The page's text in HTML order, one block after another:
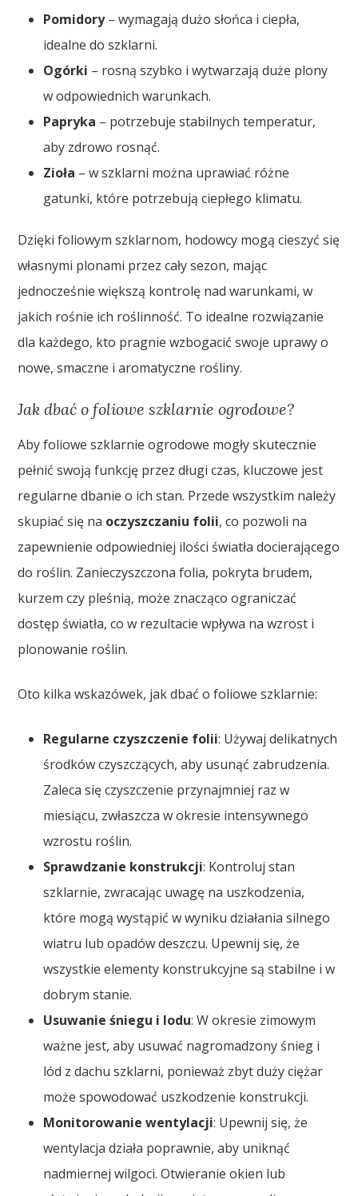
Pomidory– wymagają dużo słońca i ciepła,
idealne do szklarni.
Ogórki – rosną szybko i wytwarzają duże plony
w odpowiednich warunkach.
Papryka – potrzebuje stabilnych temperatur,
aby zdrowo rosnąć.
Zioła – w szklarni można uprawiać różne
gatunki, które potrzebują ciepłego klimatu.
Dzięki foliowym szklarnom, hodowcy mogą cieszyć się
własnymi plonami przez cały sezon, mając
jednocześnie większą kontrolę nad warunkami, w
jakich rośnie ich roślinność. To idealne rozwiązanie
dla każdego, kto pragnie wzbogacić swoje uprawy o
nowe, smaczne i aromatyczne rośliny.
Jak dbać o foliowe szklarnie ogrodowe?
Aby foliowe szklarnie ogrodowe mogły skutecznie
pełnić swoją funkcję przez długi czas, kluczowe jest
regularne dbanie o ich stan. Przede wszystkim należy
skupiać się na oczyszczaniu folii, co pozwoli na
zapewnienie odpowiedniej ilości światła docierającego
do roślin. Zanieczyszczona folia, pokryta brudem,
kurzem czy pleśnią, może znacząco ograniczać
dostęp światła, co w rezultacie wpływa na wzrost i
plonowanie roślin.
Oto kilka wskazówek, jak dbać o foliowe szklarnie:
Regularne czyszczenie folii: Używaj delikatnych
środków czyszczących, aby usunąć zabrudzenia.
Zaleca się czyszczenie przynajmniej raz w
miesiącu, zwłaszcza w okresie intensywnego
wzrostu roślin.
Sprawdzanie konstrukcji: Kontroluj stan
szklarnie, zwracając uwagę na uszkodzenia,
które mogą wystąpić w wyniku działania silnego
wiatru lub opadów deszczu. Upewnij się, że
wszystkie elementy konstrukcyjne są stabilne i w
dobrym stanie.
Usuwanie śniegu i lodu: W okresie zimowym
ważne jest, aby usuwać nagromadzony śnieg i
lód z dachu szklarni, ponieważ zbyt duży ciężar
może spowodować uszkodzenie konstrukcji.
Monitorowanie wentylacji: Upewnij się, że
wentylacja działa poprawnie, aby uniknąć
nadmiernej wilgoci. Otwieranie okien lub